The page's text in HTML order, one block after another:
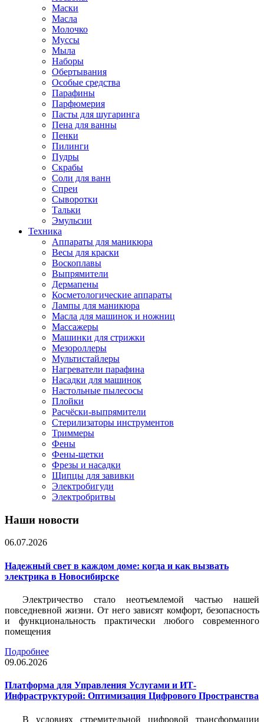
Маски
Масла
Молочко
Муссы
Мыла
Наборы
Обертывания
Особые средства
Парафины
Парфюмерия
Пасты для шугаринга
Пена для ванны
Пенки
Пилинги
Пудры
Скрабы
Соли для ванн
Спреи
Сыворотки
Тальки
Эмульсии
Техника
Аппараты для маникюра
Весы для краски
Воскоплавы
Выпрямители
Дермапены
Косметологические аппараты
Лампы для маникюра
Масла для машинок и ножниц
Массажеры
Машинки для стрижки
Мезороллеры
Мультистайлеры
Нагреватели парафина
Насадки для машинок
Настольные пылесосы
Плойки
Расчёски-выпрямители
Стерилизаторы инструментов
Триммеры
Фены
Фены-щетки
Фрезы и насадки
Щипцы для завивки
Электробигуди
Электробритвы
Наши новости
06.07.2026
Надежный свет в каждом доме: когда и как вызвать
электрика в Новосибирске
Электричество стало неотъемлемой частью нашей
повседневной жизни. От него зависят комфорт, безопасность
и функциональность практически любого современного
помещения
Подробнее
09.06.2026
Платформа для Управления Услугами и ИТ-
Инфраструктурой: Оптимизация Цифрового Пространства
В условиях стремительной цифровой трансформации